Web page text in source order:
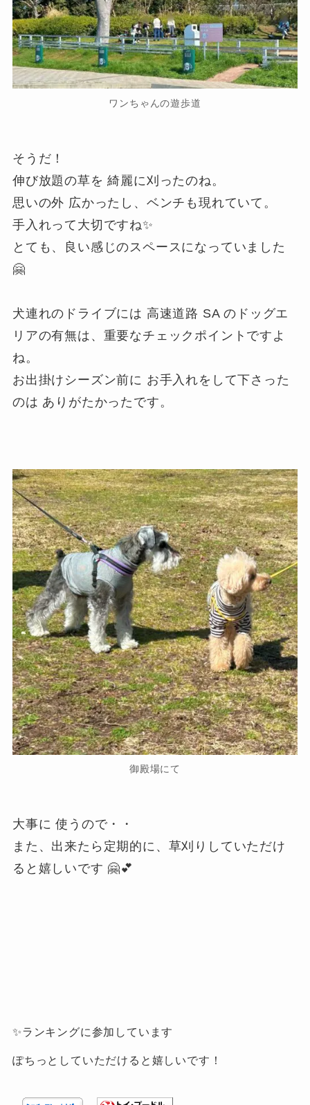
ワンちゃんの遊歩道
そうだ！
伸び放題の草を 綺麗に刈ったのね。
思いの外 広かったし、ベンチも現れていて。
手入れって大切ですね✨
とても、良い感じのスペースになっていました
🤗
犬連れのドライブには 高速道路 SA のドッグエ
リアの有無は、重要なチェックポイントですよ
ね。
お出掛けシーズン前に お手入れをして下さった
のは ありがたかったです。
御殿場にて
大事に 使うので・・
また、出来たら定期的に、草刈りしていただけ
ると嬉しいです 🤗💕
✨ランキングに参加しています
ぽちっとしていただけると嬉しいです！